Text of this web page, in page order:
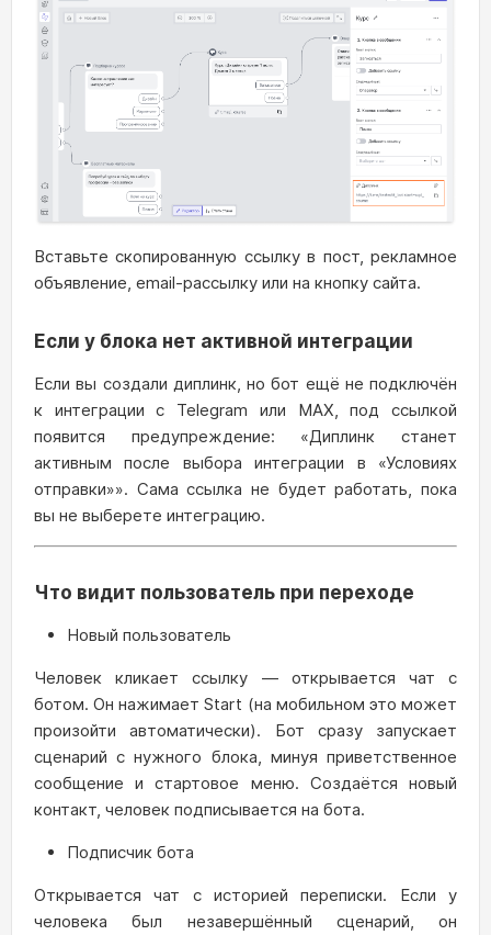
Вставьте скопированную ссылку в пост, рекламное
объявление, email-рассылку или на кнопку сайта.
Если у блока нет активной интеграции
Если вы создали диплинк, но бот ещё не подключён
к интеграции с Telegram или MAX, под ссылкой
появится предупреждение: «Диплинк станет
активным после выбора интеграции в «Условиях
отправки»». Сама ссылка не будет работать, пока
вы не выберете интеграцию.
Что видит пользователь при переходе
Новый пользователь
Человек кликает ссылку — открывается чат с
ботом. Он нажимает Start (на мобильном это может
произойти автоматически). Бот сразу запускает
сценарий с нужного блока, минуя приветственное
сообщение и стартовое меню. Создаётся новый
контакт, человек подписывается на бота.
Подписчик бота
Открывается чат с историей переписки. Если у
человека был незавершённый сценарий, он